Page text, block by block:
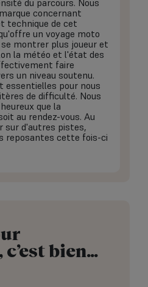
concernant
technique de cet
un voyage moto
montrer plus joueur et
la météo et l'état des
faire
un niveau soutenu.
essentielles pour nous
de difficulté. Nous
que la
au rendez-vous. Au
sur d'autres pistes,
reposantes cette fois-ci
bien…